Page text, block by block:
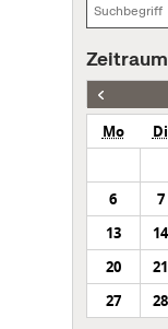
Mo Di
6
7
13
14
20
21
27
28